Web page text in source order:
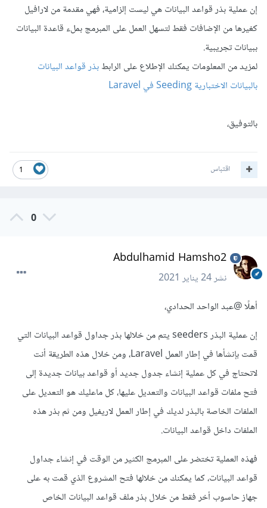
إن عملية بذر قواعد البيانات هي ليست إلزامية، فهي مقدمة من لارافيل
كغيرها من الإضافات فقط لتسهل العمل على المبرمج بملء قاعدة البيانات
ببيانات تجريبية.
لمزيد من المعلومات يمكنك الإطلاع على الرابطبذر قواعد البيانات
بالبيانات الاختبارية Seeding في Laravel
بالتوفيق،
1 اقتباس
0
Abdulhamid Hamsho2
نشر24 يناير 2021
أهلًا@عبد الواحد الحدادي،
إن عملية البذر seeders يتم من خلالها بذر جداول قواعد البيانات التي
قمت بإنشأها في إطار العمل Laravel، ومن خلال هذه الطريقة أنت
لاتحتاج في كل عملية إنشاء جدول جديد أو قواعد بيانات جديدة إلى
فتح ملفات قواعد البيانات والتعديل عليها، كل ماعليك هو التعديل على
الملفات الخاصة بالبذر لديك في إطار العمل لاريفيل ومن ثم بذر هذه
الملفات داخل قواعد البيانات.
فهذه العملية تختضر على المبرمج الكثير من الوقت في إنشاء جداول
قواعد البيانات، كما يمكنك من خلالها فتح المشروع الذي قمت به على
جهاز حاسوب أخر فقط من خلال بذر ملف قواعد البيانات الخاص